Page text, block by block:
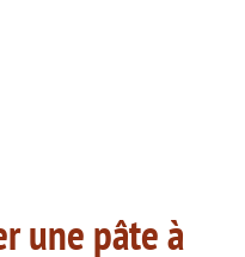
une pâte à